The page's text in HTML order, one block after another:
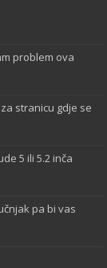
problem ova
stranicu gdje se
5 ili 5.2 inča
pa bi vas